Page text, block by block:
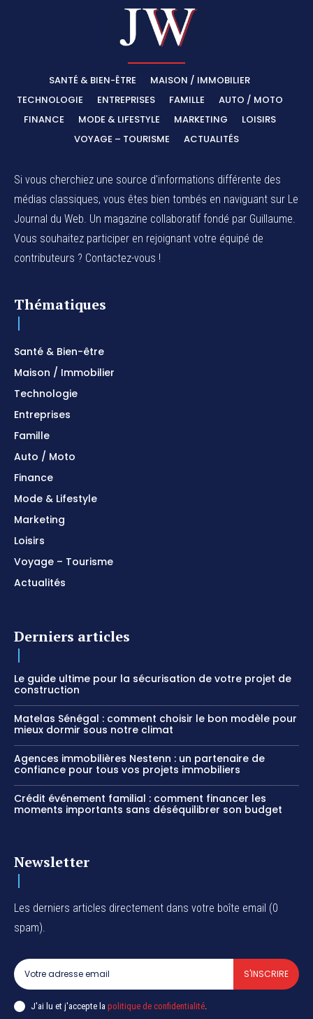
SANTÉ & BIEN-ÊTRE
MAISON / IMMOBILIER
TECHNOLOGIE
ENTREPRISES FAMILLE
AUTO / MOTO
FINANCE
MODE & LIFESTYLE MARKETING
LOISIRS
VOYAGE – TOURISME
ACTUALITÉS
Si vous cherchiez une source d'informations différente des
médias classiques, vous êtes bien tombés en naviguant sur Le
Journal du Web. Un magazine collaboratif fondé par Guillaume.
Vous souhaitez participer en rejoignant votre équipé de
contributeurs ? Contactez-vous !
Thématiques
Santé & Bien-être
Maison / Immobilier
Technologie
Entreprises
Famille
Auto / Moto
Finance
Mode & Lifestyle
Marketing
Loisirs
Voyage – Tourisme
Actualités
Derniers articles
Le guide ultime pour la sécurisation de votre projet de
construction
Matelas Sénégal : comment choisir le bon modèle pour
mieux dormir sous notre climat
Agences immobilières Nestenn : un partenaire de
confiance pour tous vos projets immobiliers
Crédit événement familial : comment financer les
moments importants sans déséquilibrer son budget
Newsletter
Les derniers articles directement dans votre boîte email (0
spam).
S'INSCRIRE
J'ai lu et j'accepte la politique de confidentialité